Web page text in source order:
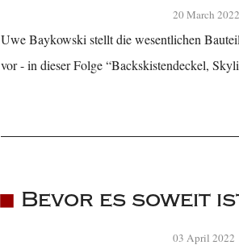
20 March 2022
Uwe Baykowski stellt die wesentlichen
vor - in dieser Folge “Backskistendeckel,
Bevor es soweit
03 April 2022